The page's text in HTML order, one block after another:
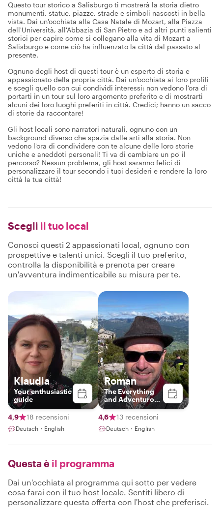
Questo tour storico a Salisburgo ti mostrerà la storia dietro
monumenti, statue, piazze, strade e simboli nascosti in bella
vista. Dai un'occhiata alla Casa Natale di Mozart, alla Piazza
dell'Università, all'Abbazia di San Pietro e ad altri punti salienti
storici per capire come si collegano alla vita di Mozart a
Salisburgo e come ciò ha influenzato la città dal passato al
presente.
Ognuno degli host di questi tour è un esperto di storia e
appassionato della propria città. Dai un'occhiata ai loro profili
e scegli quello con cui condividi interessi: non vedono l'ora di
portarti in un tour sul loro argomento preferito e di mostrarti
alcuni dei loro luoghi preferiti in città. Credici; hanno un sacco
di storie da raccontare!
Gli host locali sono narratori naturali, ognuno con un
background diverso che spazia dalle arti alla storia. Non
vedono l'ora di condividere con te alcune delle loro storie
uniche e aneddoti personali! Ti va di cambiare un po' il
percorso? Nessun problema, gli host saranno felici di
personalizzare il tour secondo i tuoi desideri e rendere la loro
città la tua città!
Scegli il tuo local
Conosci questi 2 appassionati local, ognuno con
prospettive e talenti unici. Scegli il tuo preferito,
controlla la disponibilità e prenota per creare
un'avventura indimenticabile su misura per te.
Klaudia
Your enthusiastic
guide
4,9 18 recensioni
Deutsch・English
Roman
The Everything
and Adventurous
Guide
4,6
13 recensioni
Deutsch・English
Questa è il programma
Dai un'occhiata al programma qui sotto per vedere
cosa farai con il tuo host locale. Sentiti libero di
personalizzare questa offerta con l'host che preferisci.